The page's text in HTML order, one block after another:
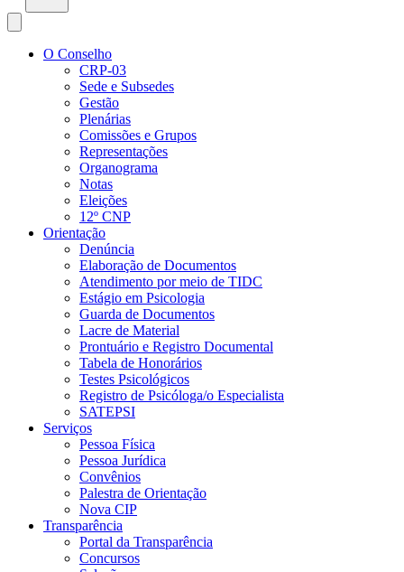
O Conselho
CRP-03
Sede e Subsedes
Gestão
Plenárias
Comissões e Grupos
Representações
Organograma
Notas
Eleições
12º CNP
Orientação
Denúncia
Elaboração de Documentos
Atendimento por meio de TIDC
Estágio em Psicologia
Guarda de Documentos
Lacre de Material
Prontuário e Registro Documental
Tabela de Honorários
Testes Psicológicos
Registro de Psicóloga/o Especialista
SATEPSI
Serviços
Pessoa Física
Pessoa Jurídica
Convênios
Palestra de Orientação
Nova CIP
Transparência
Portal da Transparência
Concursos